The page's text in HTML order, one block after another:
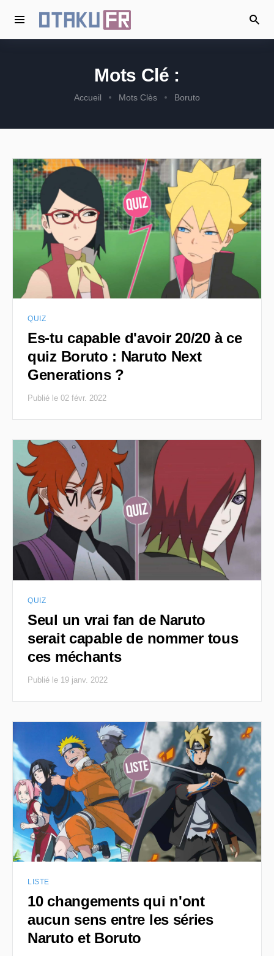
Mots Clé :
Accueil Mots Clès Boruto
QUIZ
Es-tu capable d'avoir 20/20 à ce
quiz Boruto : Naruto Next
Generations ?
Publié le 02 févr. 2022
QUIZ
Seul un vrai fan de Naruto
serait capable de nommer tous
ces méchants
Publié le 19 janv. 2022
LISTE
10 changements qui n'ont
aucun sens entre les séries
Naruto et Boruto